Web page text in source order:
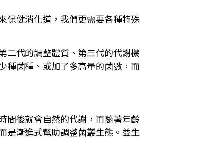
保健消化道，我們更需要各種特殊
二代的調整體質、第三代的代謝機
種菌種、或加了多高量的菌數，而
間後就會自然的代謝，而隨著年齡
是漸進式幫助調整菌叢生態。益生